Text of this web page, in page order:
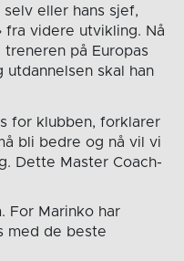
selv eller hans sjef,
fra videre utvikling. Nå
på Europas
utdannelsen skal han
for klubben, forklarer
bli bedre og nå vil vi
Dette Master Coach-
For Marinko har
med de beste